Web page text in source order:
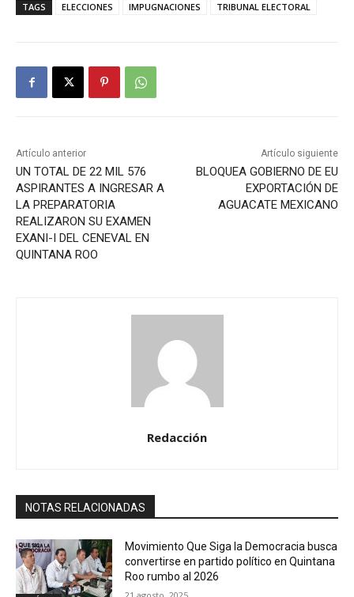
TAGS ELECCIONES IMPUGNACIONES TRIBUNAL ELECTORAL
Artículo anterior
UN TOTAL DE 22 MIL 576
ASPIRANTES A INGRESAR A
LA PREPARATORIA
REALIZARON SU EXAMEN
EXANI-I DEL CENEVAL EN
QUINTANA ROO
Artículo siguiente
BLOQUEA GOBIERNO DE EU
EXPORTACIÓN DE
AGUACATE MEXICANO
Redacción
NOTAS RELACIONADAS
Movimiento Que Siga la Democracia busca
convertirse en partido político en Quintana
Roo rumbo al 2026